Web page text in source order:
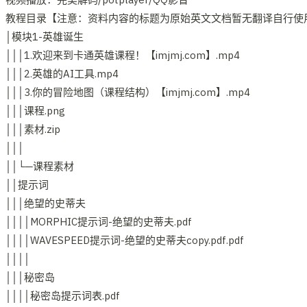
教程目录【注意：资料内容的标题为原始英文文档暂无翻译自行使
│模块1-英雄诞生
│││1.欢迎来到卡通英雄课程！【imjmj.com】.mp4
│││2.英雄的AI工具.mp4
│││3.你的冒险地图（课程结构）【imjmj.com】.mp4
│││课程.png
│││素材.zip
││└─课程素材
││提示词
│││绝望的史蒂夫
││││MORPHIC提示词-绝望的史蒂夫.pdf
││││WAVESPEED提示词-绝望的史蒂夫copy.pdf.pdf
│││秘密岛
││││秘密岛提示词表.pdf